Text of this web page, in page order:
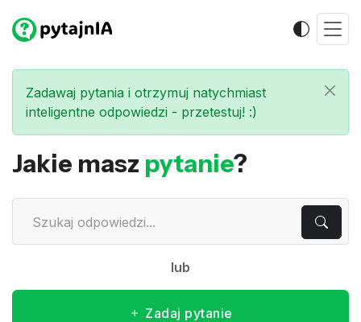
Zadawaj pytania i otrzymuj natychmiast
inteligentne odpowiedzi - przetestuj! :)
Jakie masz pytanie?
lub
Zadaj pytanie